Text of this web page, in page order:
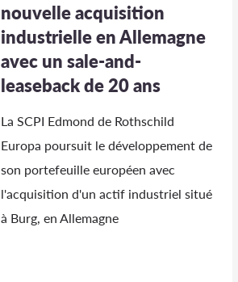
nouvelle acquisition
industrielle en Allemagne
avec un sale-and-
leaseback de 20 ans
La SCPI Edmond de Rothschild
Europa poursuit le développement de
son portefeuille européen avec
l'acquisition d'un actif industriel situé
à Burg, en Allemagne